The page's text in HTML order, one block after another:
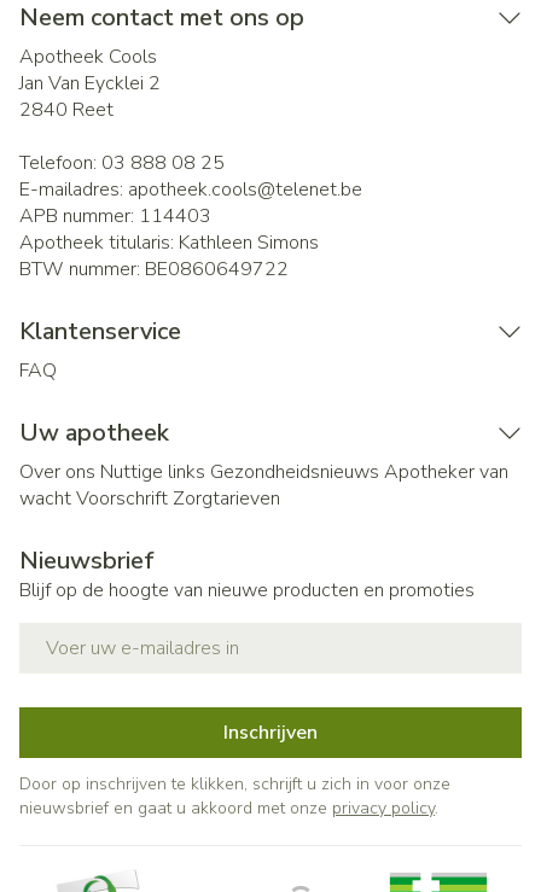
Neem contact met ons op
Apotheek Cools
Jan Van Eycklei 2
2840 Reet
Telefoon: 03 888 08 25
E-mailadres: apotheek.cools@telenet.be
APB nummer: 114403
Apotheek titularis: Kathleen Simons
BTW nummer: BE0860649722
Klantenservice
FAQ
Uw apotheek
Over ons Nuttige links Gezondheidsnieuws Apotheker van
wachtVoorschrift Zorgtarieven
Nieuwsbrief
Blijf op de hoogte van nieuwe producten en promoties
Inschrijven
Door op inschrijven te klikken, schrijft u zich in voor onze
nieuwsbrief en gaat u akkoord met onze privacy policy.